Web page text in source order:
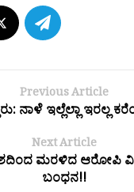
Previous Article
ನಾಳೆ ಇಲ್ಲೆಲ್ಲಾ ಇರಲ್ಲ
Next Article
ಮರಳಿದ ಆರೋಪಿ
ಬಂಧನ!!